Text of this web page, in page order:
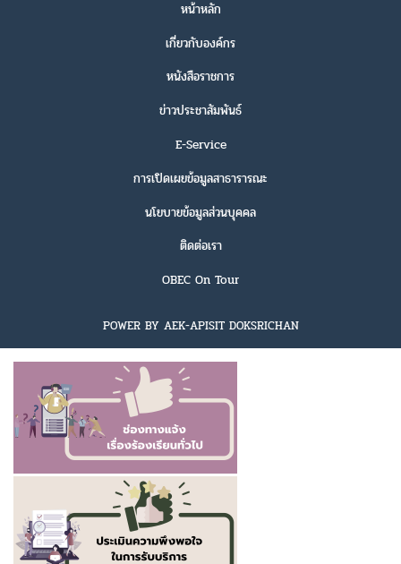
หน้าหลัก
เกี่ยวกับองค์กร
หนังสือราชการ
ข่าวประชาสัมพันธ์
E-Service
การเปิดเผยข้อมูลสาธารารณะ
นโยบายข้อมูลส่วนบุคคล
ติดต่อเรา
OBEC On Tour
POWER BY AEK-APISIT DOKSRICHAN